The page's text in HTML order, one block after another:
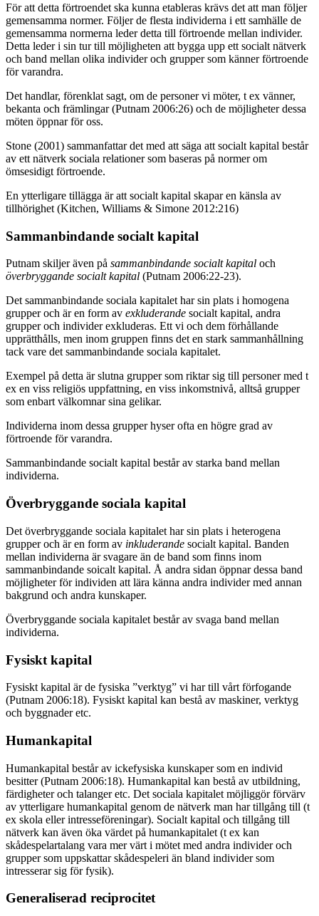
För att detta förtroendet ska kunna etableras krävs det att man följer
gemensamma normer. Följer de flesta individerna i ett samhälle de
gemensamma normerna leder detta till förtroende mellan individer.
Detta leder i sin tur till möjligheten att bygga upp ett socialt nätverk
och band mellan olika individer och grupper som känner förtroende
för varandra.
Det handlar, förenklat sagt, om de personer vi möter, t ex vänner,
bekanta och främlingar (Putnam 2006:26) och de möjligheter dessa
möten öppnar för oss.
Stone (2001) sammanfattar det med att säga att socialt kapital består
av ett nätverk sociala relationer som baseras på normer om
ömsesidigt förtroende.
En ytterligare tillägga är att socialt kapital skapar en känsla av
tillhörighet (Kitchen, Williams & Simone 2012:216)
Sammanbindande socialt kapital
Putnam skiljer även på sammanbindande socialt kapital och
överbryggande socialt kapital (Putnam 2006:22-23).
Det sammanbindande sociala kapitalet har sin plats i homogena
grupper och är en form av exkluderande socialt kapital, andra
grupper och individer exkluderas. Ett vi och dem förhållande
upprätthålls, men inom gruppen finns det en stark sammanhållning
tack vare det sammanbindande sociala kapitalet.
Exempel på detta är slutna grupper som riktar sig till personer med t
ex en viss religiös uppfattning, en viss inkomstnivå, alltså grupper
som enbart välkomnar sina gelikar.
Individerna inom dessa grupper hyser ofta en högre grad av
förtroende för varandra.
Sammanbindande socialt kapital består av starka band mellan
individerna.
Överbryggande sociala kapital
Det överbryggande sociala kapitalet har sin plats i heterogena
grupper och är en form av inkluderande socialt kapital. Banden
mellan individerna är svagare än de band som finns inom
sammanbindande soicalt kapital. Å andra sidan öppnar dessa band
möjligheter för individen att lära känna andra individer med annan
bakgrund och andra kunskaper.
Överbryggande sociala kapitalet består av svaga band mellan
individerna.
Fysiskt kapital
Fysiskt kapital är de fysiska ”verktyg” vi har till vårt förfogande
(Putnam 2006:18). Fysiskt kapital kan bestå av maskiner, verktyg
och byggnader etc.
Humankapital
Humankapital består av ickefysiska kunskaper som en individ
besitter (Putnam 2006:18). Humankapital kan bestå av utbildning,
färdigheter och talanger etc. Det sociala kapitalet möjliggör förvärv
av ytterligare humankapital genom de nätverk man har tillgång till (t
ex skola eller intresseföreningar). Socialt kapital och tillgång till
nätverk kan även öka värdet på humankapitalet (t ex kan
skådespelartalang vara mer värt i mötet med andra individer och
grupper som uppskattar skådespeleri än bland individer som
intresserar sig för fysik).
Generaliserad reciprocitet